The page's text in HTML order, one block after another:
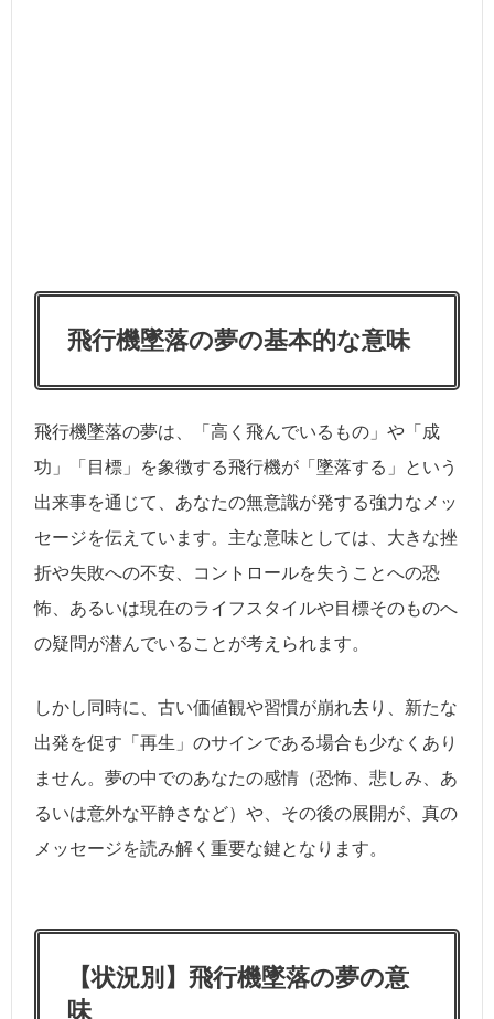
飛行機墜落の夢の基本的な意味
飛行機墜落の夢は、「高く飛んでいるもの」や「成
功」「目標」を象徴する飛行機が「墜落する」という
出来事を通じて、あなたの無意識が発する強力なメッ
セージを伝えています。主な意味としては、大きな挫
折や失敗への不安、コントロールを失うことへの恐
怖、あるいは現在のライフスタイルや目標そのものへ
の疑問が潜んでいることが考えられます。
しかし同時に、古い価値観や習慣が崩れ去り、新たな
出発を促す「再生」のサインである場合も少なくあり
ません。夢の中でのあなたの感情（恐怖、悲しみ、あ
るいは意外な平静さなど）や、その後の展開が、真の
メッセージを読み解く重要な鍵となります。
【状況別】飛行機墜落の夢の意
味